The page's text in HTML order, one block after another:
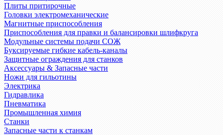
Плиты притирочные
Головки электромеханические
Магнитные приспособления
Приспособления для правки и балансировки шлифкруга
Модульные системы подачи СОЖ
Буксируемые гибкие кабель-каналы
Защитные ограждения для станков
Аксессуары & Запасные части
Ножи для гильотины
Электрика
Гидравлика
Пневматика
Промышленная химия
Станки
Запасные части к станкам